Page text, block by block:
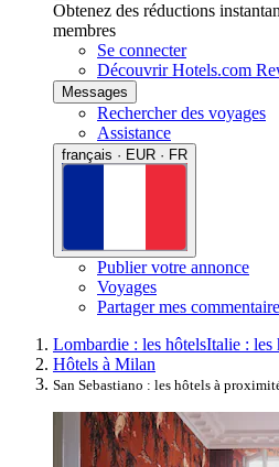
Obtenez des réductions
membres
Se connecter
Découvrir Hotels.com
Messages
Rechercher des voyages
Assistance
français · EUR · FR
Publier votre annonce
Voyages
Partager mes
Lombardie : les hôtelsItalie : les
Hôtels à Milan
San Sebastiano : les hôtels à